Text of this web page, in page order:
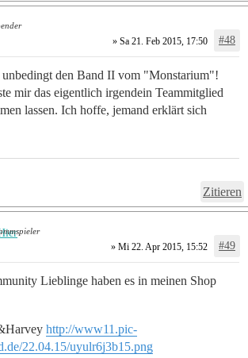
» Sa 21. Feb 2015, 17:50 #48
unbedingt den Band II vom "Monstarium"!
mir das eigentlich irgendein Teammitglied
lassen. Ich hoffe, jemand erklärt sich
Zitieren
» Mi 22. Apr 2015, 15:52 #49
Lieblinge haben es in meinen Shop
http://www11.pic-
22.04.15/uyulr6j3b15.png